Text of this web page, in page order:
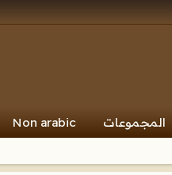
المجموعات Non arabic